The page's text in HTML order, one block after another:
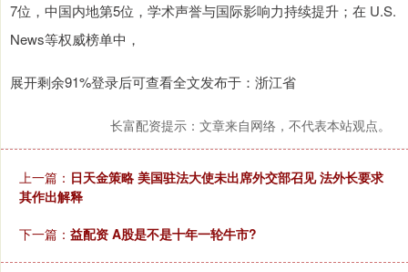
7位，中国内地第5位，学术声誉与国际影响力持续提升；在 U.S.
News等权威榜单中，
展开剩余91%登录后可查看全文发布于：浙江省
长富配资提示：文章来自网络，不代表本站观点。
上一篇： 日天金策略 美国驻法大使未出席外交部召见 法外长要求
其作出解释
下一篇： 益配资 A股是不是十年一轮牛市?